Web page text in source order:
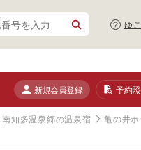
ゆ
新規会員登録 予約
南知多温泉郷の温泉宿 亀の井